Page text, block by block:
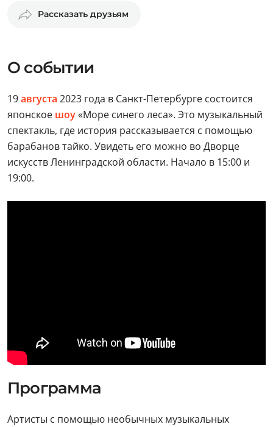
Рассказать друзьям
О событии
19августа 2023 года в Санкт-Петербурге состоится
японское шоу«Море синего леса». Это музыкальный
спектакль, где история рассказывается с помощью
барабанов тайко. Увидеть его можно во Дворце
искусств Ленинградской области. Начало в 15:00 и
19:00.
Программа
Артисты с помощью необычных музыкальных